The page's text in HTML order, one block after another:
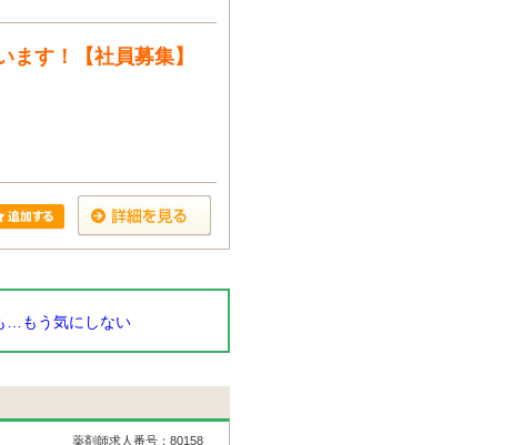
す！【社員募集】
…もう気にしない
薬剤師求人番号：80158